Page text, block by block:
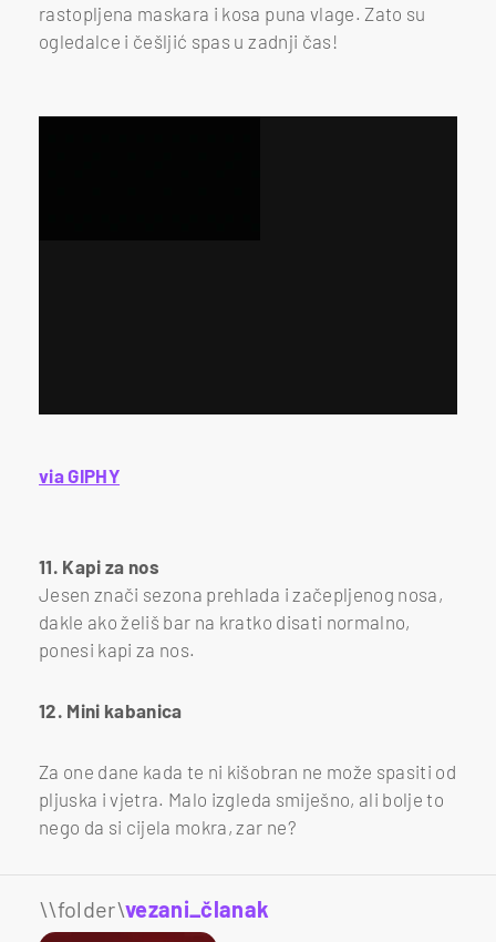
rastopljena maskara i kosa puna vlage. Zato su
ogledalce i češljić spas u zadnji čas!
via GIPHY
11. Kapi za nos
Jesen znači sezona prehlada i začepljenog nosa,
dakle ako želiš bar na kratko disati normalno,
ponesi kapi za nos.
12. Mini kabanica
Za one dane kada te ni kišobran ne može spasiti od
pljuska i vjetra. Malo izgleda smiješno, ali bolje to
nego da si cijela mokra, zar ne?
\\folder\vezani_članak